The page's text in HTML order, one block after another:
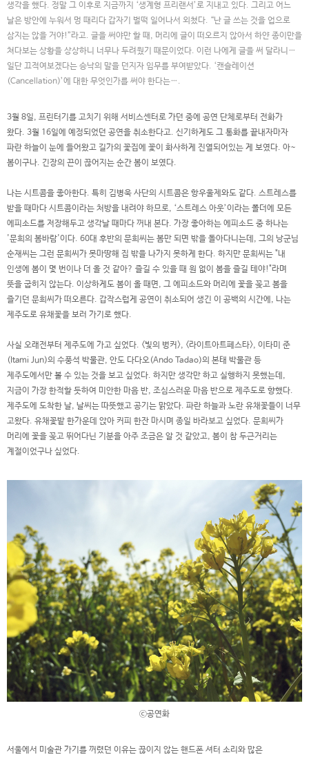
생각을 했다. 정말 그 이후로 지금까지 ‘생계형 프리랜서’로 지내고 있다. 그리고 어느
날은 방안에 누워서 멍 때리다 갑자기 벌떡 일어나서 외쳤다. “난 글 쓰는 것을 업으로
삼지는 않을 거야!”라고. 글을 써야만 할 때, 머리에 글이 떠오르지 않아서 하얀 종이만을
쳐다보는 상황을 상상하니 너무나 두려웠기 때문이었다. 이런 나에게 글을 써 달라니…
일단 끄적여보겠다는 승낙의 말을 던지자 임무를 부여받았다. ‘캔슬레이션
(Cancellation)’에 대한 무엇인가를 써야 한다는….
3월 8일, 프린터기를 고치기 위해 서비스센터로 가던 중에 공연 단체로부터 전화가
왔다. 3월 16일에 예정되었던 공연을 취소한다고. 신기하게도 그 통화를 끝내자마자
파란 하늘이 눈에 들어왔고 길가의 꽃집에 꽃이 화사하게 진열되어있는 게 보였다. 아~
봄이구나. 긴장의 끈이 끊어지는 순간 봄이 보였다.
나는 시트콤을 좋아한다. 특히 김병욱 사단의 시트콤은 항우울제와도 같다. 스트레스를
받을 때마다 시트콤이라는 처방을 내려야 하므로, ‘스트레스 아웃’이라는 폴더에 모든
에피소드를 저장해두고 생각날 때마다 꺼내 본다. 가장 좋아하는 에피소드 중 하나는
'문희의 봄바람'이다. 60대 후반의 문희씨는 봄만 되면 밖을 돌아다니는데, 그의 낭군님
순재씨는 그런 문희씨가 못마땅해 집 밖을 나가지 못하게 한다. 하지만 문희씨는 "내
인생에 봄이 몇 번이나 더 올 것 같아? 즐길 수 있을 때 원 없이 봄을 즐길 테야!"라며
뜻을 굽히지 않는다. 이상하게도 봄이 올 때면, 그 에피소드와 머리에 꽃을 꽂고 봄을
즐기던 문희씨가 떠오른다. 갑작스럽게 공연이 취소되어 생긴 이 공백의 시간에, 나는
제주도로 유채꽃을 보러 가기로 했다.
사실 오래전부터 제주도에 가고 싶었다. <빛의 벙커>, <라이트아트페스타>, 이타미 준
(Itami Jun)의 수풍석 박물관, 안도 다다오(Ando Tadao)의 본태 박물관 등
제주도에서만 볼 수 있는 것을 보고 싶었다. 하지만 생각만 하고 실행하지 못했는데,
지금이 가장 한적할 듯하여 미안한 마음 반, 조심스러운 마음 반으로 제주도로 향했다.
제주도에 도착한 날, 날씨는 따뜻했고 공기는 맑았다. 파란 하늘과 노란 유채꽃들이 너무
고왔다. 유채꽃밭 한가운데 앉아 커피 한잔 마시며 종일 바라보고 싶었다. 문희씨가
머리에 꽃을 꽂고 뛰어다닌 기분을 아주 조금은 알 것 같았고, 봄이 참 두근거리는
계절이었구나 싶었다.
ⓒ공연화
서울에서 미술관 가기를 꺼렸던 이유는 끊이지 않는 핸드폰 셔터 소리와 많은